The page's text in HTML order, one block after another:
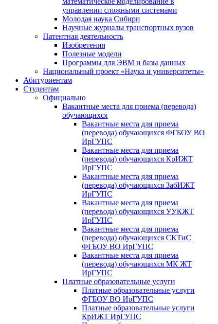
управлении сложными системами
Молодая наука Сибири
Научные журналы транспортных вузов
Патентная деятельность
Изобретения
Полезные модели
Программы для ЭВМ и базы данных
Национальный проект «Наука и университеты»
Абитуриентам
Студентам
Официально
Вакантные места для приема (перевода)
обучающихся
Вакантные места для приема
(перевода) обучающихся ФГБОУ ВО
ИрГУПС
Вакантные места для приема
(перевода) обучающихся КрИЖТ
ИрГУПС
Вакантные места для приема
(перевода) обучающихся ЗабИЖТ
ИрГУПС
Вакантные места для приема
(перевода) обучающихся УУКЖТ
ИрГУПС
Вакантные места для приема
(перевода) обучающихся СКТиС
ФГБОУ ВО ИрГУПС
Вакантные места для приема
(перевода) обучающихся МК ЖТ
ИрГУПС
Платные образовательные услуги
Платные образовательные услуги
ФГБОУ ВО ИрГУПС
Платные образовательные услуги
КрИЖТ ИрГУПС